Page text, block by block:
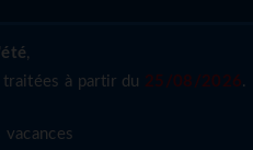
,
à partir du 25/08/2026.